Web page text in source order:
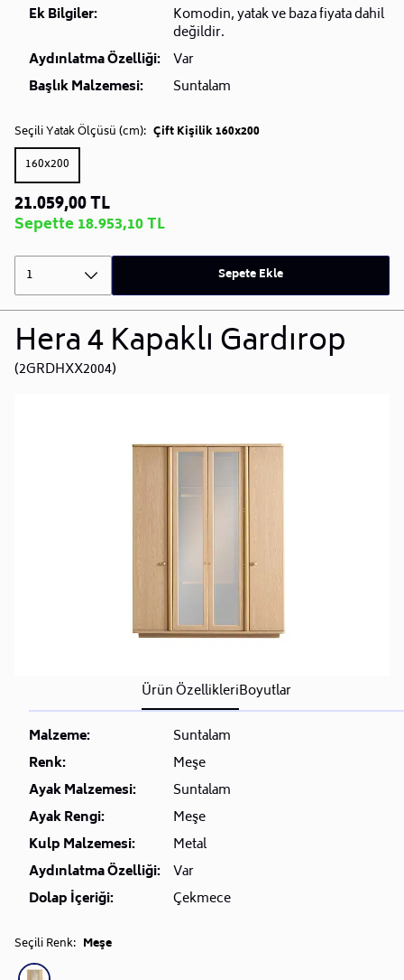
Ek Bilgiler:
Komodin, yatak ve baza fiyata dahil
değildir.
Aydınlatma Özelliği: Var
Başlık Malzemesi:
Suntalam
Seçili Yatak Ölçüsü (cm): Çift Kişilik 160x200
160x200
21.059,00 TL
Sepette 18.953,10 TL
1 Sepete Ekle
Hera 4 Kapaklı Gardırop
(2GRDHXX2004)
Ürün ÖzellikleriBoyutlar
Malzeme:
Suntalam
Renk:
Meşe
Ayak Malzemesi:
Suntalam
Ayak Rengi:
Meşe
Kulp Malzemesi:
Metal
Aydınlatma Özelliği: Var
Dolap İçeriği:
Çekmece
Seçili Renk: Meşe